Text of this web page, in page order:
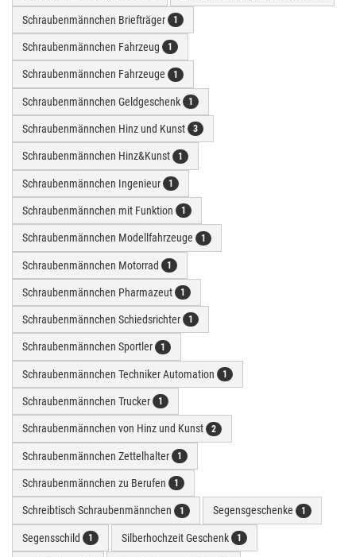
Schraubenmännchen Briefträger 1
Schraubenmännchen Fahrzeug 1
Schraubenmännchen Fahrzeuge 1
Schraubenmännchen Geldgeschenk 1
Schraubenmännchen Hinz und Kunst 3
Schraubenmännchen Hinz&Kunst 1
Schraubenmännchen Ingenieur 1
Schraubenmännchen mit Funktion 1
Schraubenmännchen Modellfahrzeuge 1
Schraubenmännchen Motorrad 1
Schraubenmännchen Pharmazeut 1
Schraubenmännchen Schiedsrichter 1
Schraubenmännchen Sportler 1
Schraubenmännchen Techniker Automation 1
Schraubenmännchen Trucker 1
Schraubenmännchen von Hinz und Kunst 2
Schraubenmännchen Zettelhalter 1
Schraubenmännchen zu Berufen 1
Schreibtisch Schraubenmännchen 1 Segensgeschenke 1
Segensschild 1 Silberhochzeit Geschenk 1